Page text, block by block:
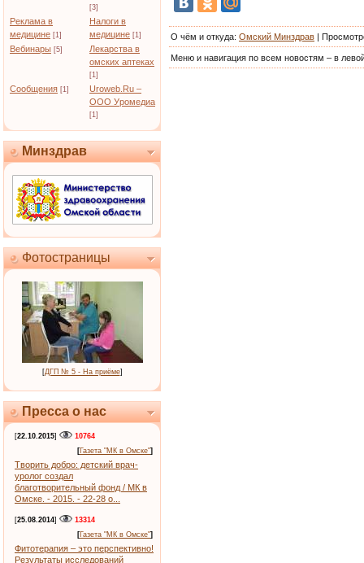
[3]
Реклама в
медицине [1]
Налоги в
медицине [1]
Вебинары [5]
Лекарства в
омских аптеках
[1]
Сообщения [1]
Uroweb.Ru –
ООО Уромедиа
[1]
Минздрав
Фотостраницы
[ДГП № 5 - На приёме]
Пресса о нас
[22.10.2015]
10764
[Газета "МК в Омске"]
Творить добро: детский врач-
уролог создал
благотворительный фонд / МК в
Омске. - 2015. - 22-28 о...
[25.08.2014]
13314
[Газета "МК в Омске"]
Фитотерапия – это перспективно!
Результаты исследований
О чём и откуда: Омский Минздрав |
Меню и навигация по всем новостям – в